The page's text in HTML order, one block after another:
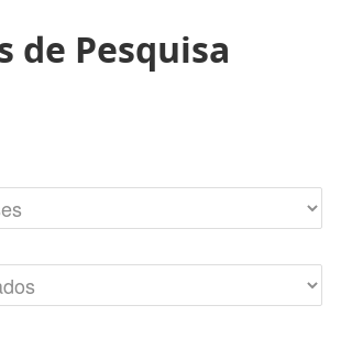
de Pesquisa